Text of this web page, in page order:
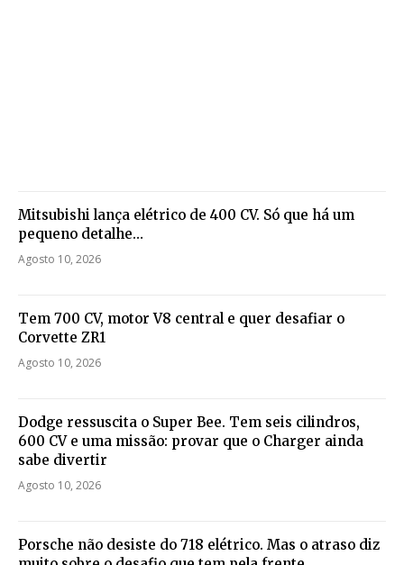
Mitsubishi lança elétrico de 400 CV. Só que há um
pequeno detalhe…
Agosto 10, 2026
Tem 700 CV, motor V8 central e quer desafiar o
Corvette ZR1
Agosto 10, 2026
Dodge ressuscita o Super Bee. Tem seis cilindros,
600 CV e uma missão: provar que o Charger ainda
sabe divertir
Agosto 10, 2026
Porsche não desiste do 718 elétrico. Mas o atraso diz